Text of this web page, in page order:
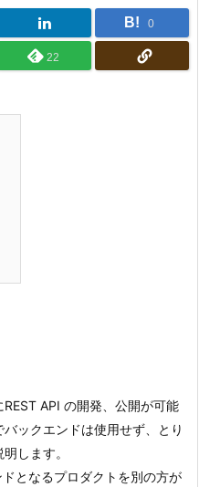
B! 0
22
API の開発、公開が可能
ックエンドは使用せず、とり
します。
となるプロダクトを別の方が